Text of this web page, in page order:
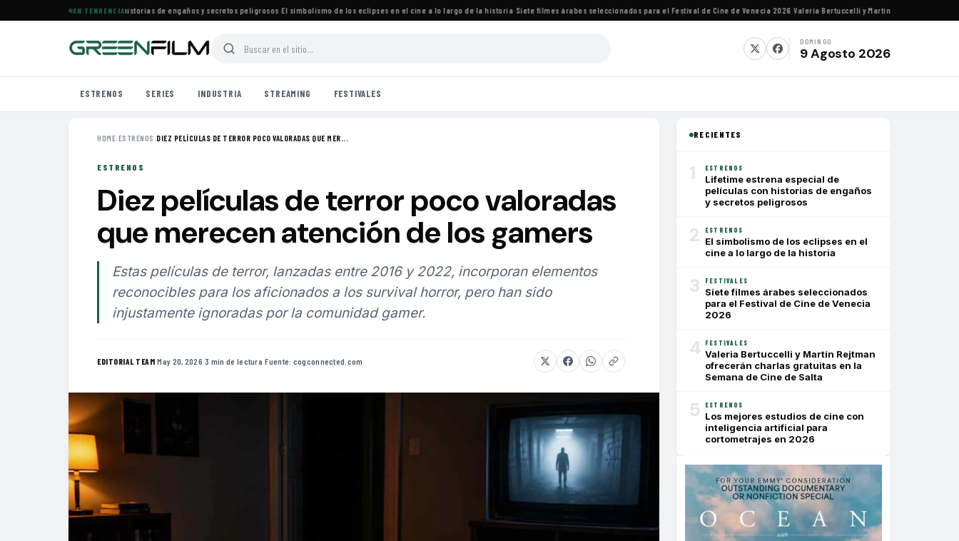
EN TENDENCIA
especial de películas con historias de engaños y secretos peligrosos·El simbolismo de los eclipses en el cine a lo largo de la historia·Siete filmes árabes seleccionados para el Festival de Cine de Venecia 2026·Valeria Bertuccelli y Martín Rejtman ofrecerán
DOMINGO
9 Agosto 2026
ESTRENOS SERIES INDUSTRIA STREAMING FESTIVALES
HOME›ESTRENOS ›DIEZ PELÍCULAS DE TERROR POCO VALORADAS QUE MER...
ESTRENOS
Diez películas de terror poco valoradas
que merecen atención de los gamers
Estas películas de terror, lanzadas entre 2016 y 2022, incorporan elementos
reconocibles para los aficionados a los survival horror, pero han sido
injustamente ignoradas por la comunidad gamer.
EDITORIAL TEAM·May 20, 2026·3 min de lectura·Fuente: cogconnected.com
RECIENTES
1 ESTRENOS
Lifetime estrena especial de
películas con historias de engaños
y secretos peligrosos
2 ESTRENOS
El simbolismo de los eclipses en el
cine a lo largo de la historia
3 FESTIVALES
Siete filmes árabes seleccionados
para el Festival de Cine de Venecia
2026
4 FESTIVALES
Valeria Bertuccelli y Martín Rejtman
ofrecerán charlas gratuitas en la
Semana de Cine de Salta
5 ESTRENOS
Los mejores estudios de cine con
inteligencia artificial para
cortometrajes en 2026